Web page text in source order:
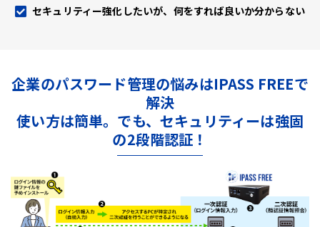
セキュリティー強化したいが、何をすれば良いか分からない
企業のパスワード管理の悩みはIPASS FREEで
解決
使い方は簡単。でも、セキュリティーは強固
の2段階認証！